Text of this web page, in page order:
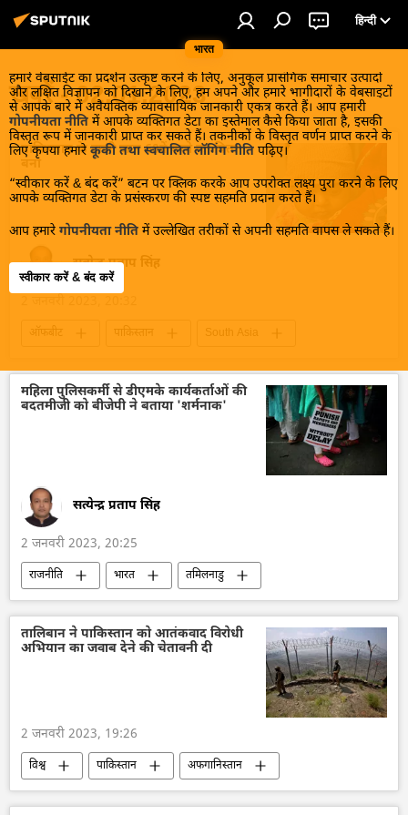
भारत
हिन्दी
हमारे वेबसाईट का प्रदर्शन उत्कृष्ट करने के लिए, अनुकूल प्रासंगिक समाचार उत्पादों
और लक्षित विज्ञापन को दिखाने के लिए, हम अपने और हमारे भागीदारों के वेबसाइटों
से आपके बारे में अवैयक्तिक व्यावसायिक जानकारी एकत्र करते हैं। आप हमारी
गोपनीयता नीति में आपके व्यक्तिगत डेटा का इस्तेमाल कैसे किया जाता है, इसकी
विस्तृत रूप में जानकारी प्राप्त कर सकते हैं। तकनीकों के विस्तृत वर्णन प्राप्त करने के
लिए कृपया हमारे कूकी तथा स्वचालित लॉगिंग नीति पढ़िए।
“स्वीकार करें & बंद करें” बटन पर क्लिक करके आप उपरोक्त लक्ष्य पुरा करने के लिए
आपके व्यक्तिगत डेटा के प्रसंस्करण की स्पष्ट सहमति प्रदान करते हैं।
आप हमारे गोपनीयता नीति में उल्लेखित तरीकों से अपनी सहमति वापस ले सकते हैं।
स्वीकार करें & बंद करें
खबरें - 02.01.2023
पाकिस्तान के हाजी जान 60वें बच्चे का पिता
बना
सत्येन्द्र प्रताप सिंह
ऑफबीट पाकिस्तान South Asia
महिला पुलिसकर्मी से डीएमके कार्यकर्ताओं की
बदतमीजी को बीजेपी ने बताया 'शर्मनाक'
सत्येन्द्र प्रताप सिंह
2 जनवरी 2023, 20:25
राजनीति भारत
तमिलनाडु
दुर्घटना
विवाद
तालिबान ने पाकिस्तान को आतंकवाद विरोधी
अभियान का जवाब देने की चेतावनी दी
2 जनवरी 2023, 19:26
विश्व पाकिस्तान
अफगानिस्तान
तालिबान
आतंकवाद आतंकी हमले